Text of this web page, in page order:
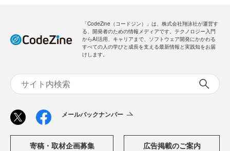
「CodeZine（コードジン）」は、株式会社翔泳社が運営す
る、開発者のための情報メディアです。テクノロジー入門
からAI活用、キャリアまで、ソフトウェア開発にかかわる
すべての人の学びと成長を支える最新情報と実践知をお届
けします。
メールバックナンバー
寄稿・取材企画募集 広告掲載のご案内